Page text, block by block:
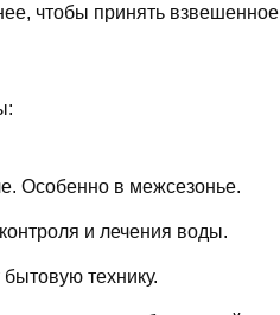
чтобы принять взвешенное
Особенно в межсезонье.
и лечения воды.
технику.